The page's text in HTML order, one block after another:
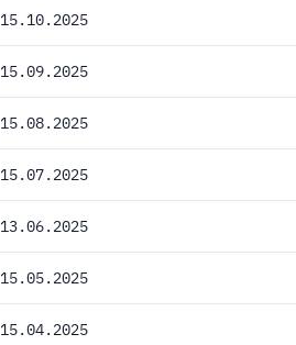
15.10.2025
15.09.2025
15.08.2025
15.07.2025
13.06.2025
15.05.2025
15.04.2025